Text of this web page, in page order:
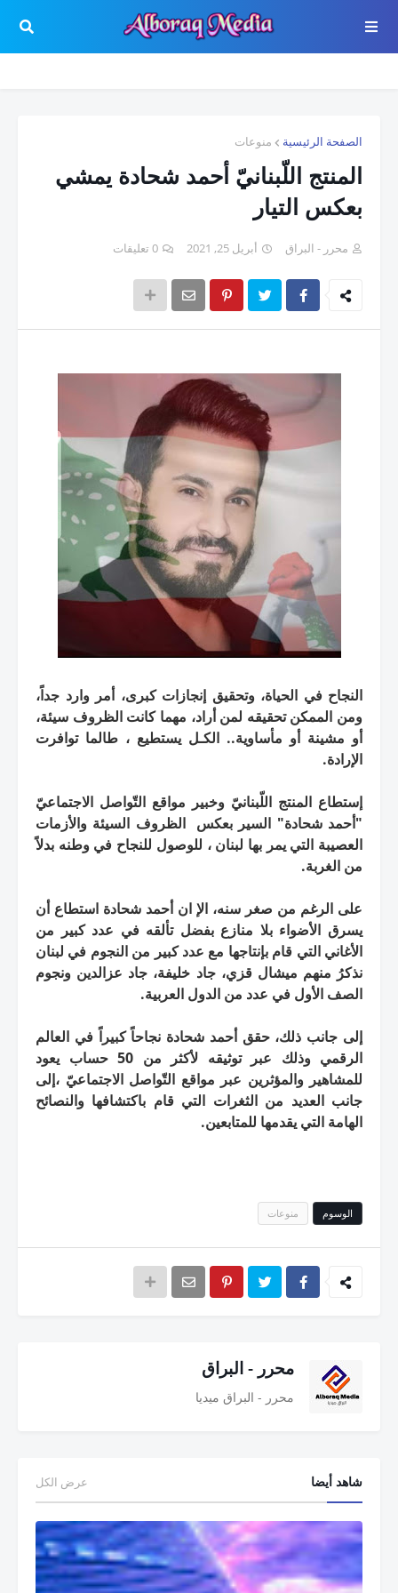
الصفحة الرئيسية منوعات
المنتج اللّبنانيّ أحمد شحادة يمشي
بعكس التيار
محرر - البراق أبريل 25, 2021 0 تعليقات
النجاح في الحياة، وتحقيق إنجازات كبرى، أمر وارد جداً،
ومن الممكن تحقيقه لمن أراد، مهما كانت الظروف سيئة،
أو مشينة أو مأساوية.. الكـل يستطيع ، طالما توافرت
الإرادة.
إستطاع المنتج اللّبنانيّ وخبير مواقع التّواصل الاجتماعيّ
"أحمد شحادة" السير بعكس الظروف السيئة والأزمات
العصيبة التي يمر بها لبنان ، للوصول للنجاح في وطنه بدلاً
من الغربة.
على الرغم من صغر سنه، الإ ان أحمد شحادة استطاع أن
يسرق الأضواء بلا منازع بفضل تألقه في عدد كبير من
الأغاني التي قام بإنتاجها مع عدد كبير من النجوم في لبنان
نذكرُ منهم ميشال قزي، جاد خليفة، جاد عزالدين ونجوم
الصف الأول في عدد من الدول العربية.
إلى جانب ذلك، حقق أحمد شحادة نجاحاً كبيراً في العالم
الرقمي وذلك عبر توثيقه لأكثر من 50 حساب يعود
للمشاهير والمؤثرين عبر مواقع التّواصل الاجتماعيّ ،إلى
جانب العديد من الثغرات التي قام باكتشافها والنصائح
الهامة التي يقدمها للمتابعين.
الوسوم منوعات
محرر - البراق
محرر - البراق ميديا
شاهد أيضا عرض الكل